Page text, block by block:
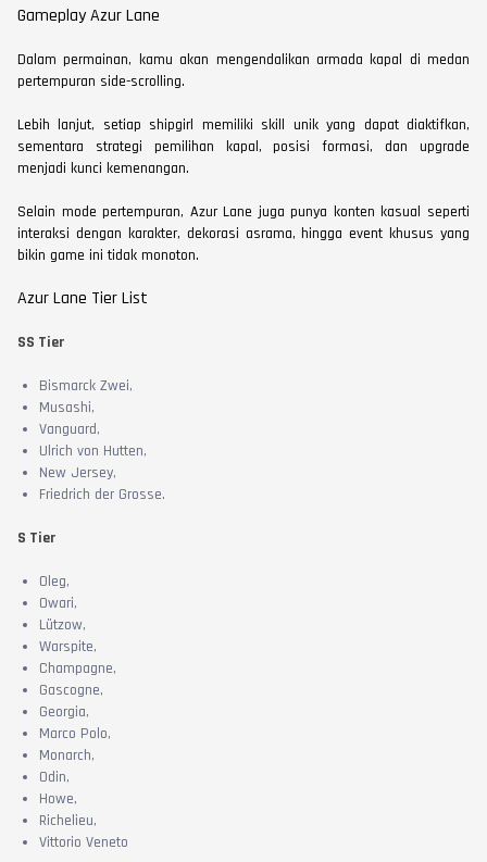
Gameplay Azur Lane
Dalam permainan, kamu akan mengendalikan armada kapal di medan
pertempuran side-scrolling.
Lebih lanjut, setiap shipgirl memiliki skill unik yang dapat diaktifkan,
sementara strategi pemilihan kapal, posisi formasi, dan upgrade
menjadi kunci kemenangan.
Selain mode pertempuran, Azur Lane juga punya konten kasual seperti
interaksi dengan karakter, dekorasi asrama, hingga event khusus yang
bikin game ini tidak monoton.
Azur Lane Tier List
SS Tier
Bismarck Zwei,
Musashi,
Vanguard,
Ulrich von Hutten,
New Jersey,
Friedrich der Grosse.
S Tier
Oleg,
Owari,
Lützow,
Warspite,
Champagne,
Gascogne,
Georgia,
Marco Polo,
Monarch,
Odin,
Howe,
Richelieu,
Vittorio Veneto